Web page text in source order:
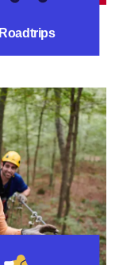
Roadtrips